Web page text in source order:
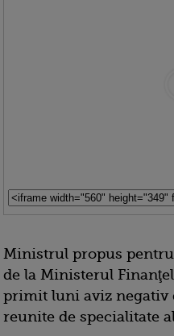
Ministrul propus
de la Ministerul
primit luni aviz negativ
reunite de specialitate